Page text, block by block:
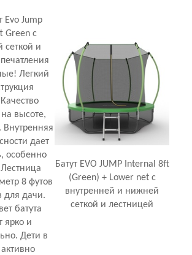
Evo Jump
Green с
сеткой и
Легкий
высоте,
Внутренняя
дает
особенно
8 футов
для дачи.
батута
ярко и
Дети в
активно
Батут EVO JUMP Internal 8ft
(Green) + Lower net с
внутренней и нижней
сеткой и лестницей